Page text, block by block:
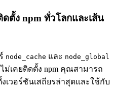
ตั้ง npm ทั่วโลกและเส้น
node_cache และ node_global
ม่เคยติดตั้ง npm คุณสามารถ
งเวอร์ชันเสถียรล่าสุดและใช้กับ